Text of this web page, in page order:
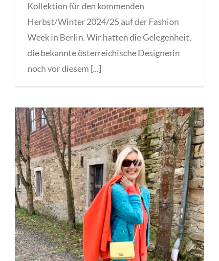
Kollektion für den kommenden
Herbst/Winter 2024/25 auf der Fashion
Week in Berlin. Wir hatten die Gelegenheit,
die bekannte österreichische Designerin
noch vor diesem [...]
Bouclé costume – the classy sixties
are back